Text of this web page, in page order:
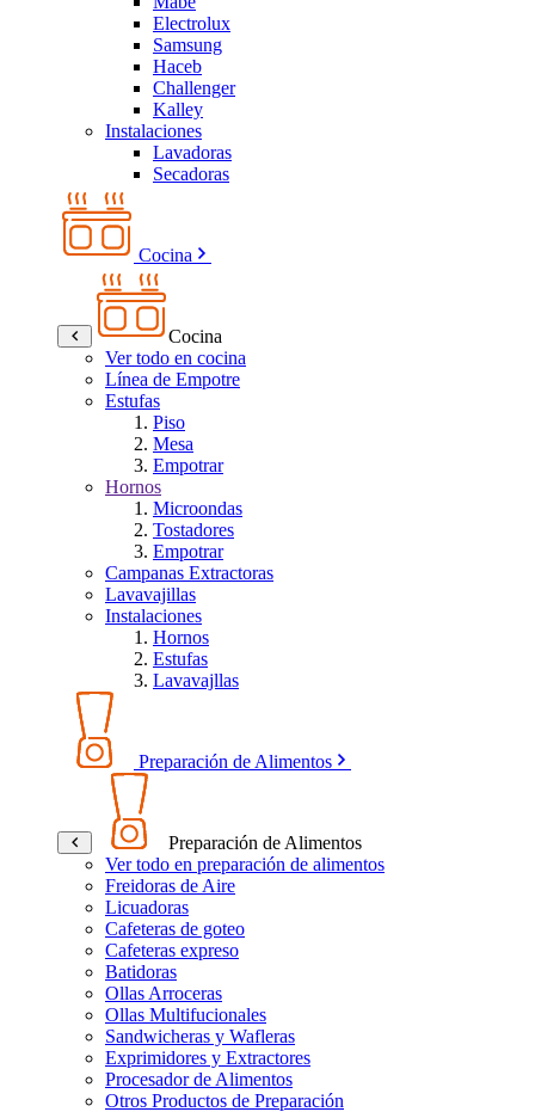
Electrolux
Samsung
Haceb
Challenger
Kalley
Instalaciones
Lavadoras
Secadoras
Cocina
Cocina
Ver todo en cocina
Línea de Empotre
Estufas
Piso
Mesa
Empotrar
Hornos
Microondas
Tostadores
Empotrar
Campanas Extractoras
Lavavajillas
Instalaciones
Hornos
Estufas
Lavavajllas
Preparación de Alimentos
Preparación de Alimentos
Ver todo en preparación de alimentos
Freidoras de Aire
Licuadoras
Cafeteras de goteo
Cafeteras expreso
Batidoras
Ollas Arroceras
Ollas Multifucionales
Sandwicheras y Wafleras
Exprimidores y Extractores
Procesador de Alimentos
Otros Productos de Preparación